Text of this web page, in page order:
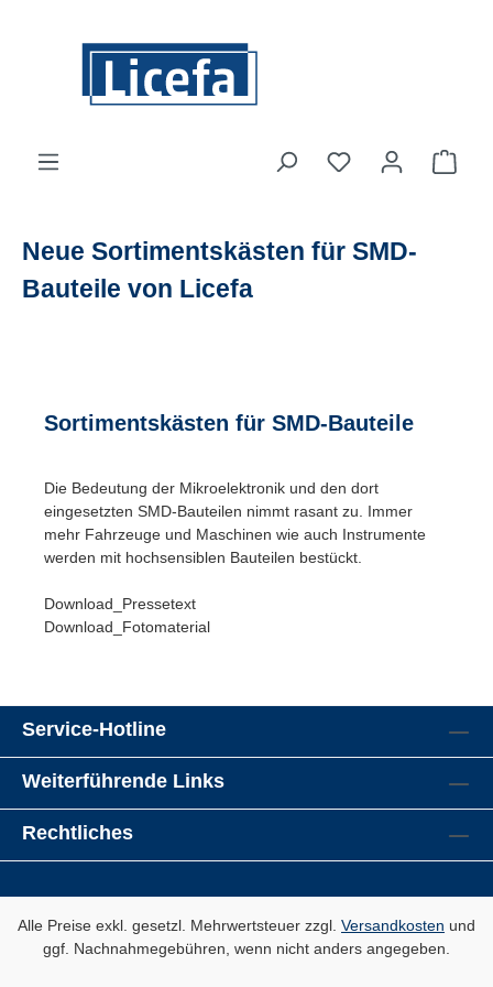
Du hast 0
Neue Sortimentskästen für SMD-
Bauteile von Licefa
Sortimentskästen für SMD-Bauteile
Die Bedeutung der Mikroelektronik und den dort
eingesetzten SMD-Bauteilen nimmt rasant zu. Immer
mehr Fahrzeuge und Maschinen wie auch Instrumente
werden mit hochsensiblen Bauteilen bestückt.
Download_Pressetext
Download_Fotomaterial
Service-Hotline
Weiterführende Links
Rechtliches
Alle Preise exkl. gesetzl. Mehrwertsteuer zzgl. Versandkosten und
ggf. Nachnahmegebühren, wenn nicht anders angegeben.